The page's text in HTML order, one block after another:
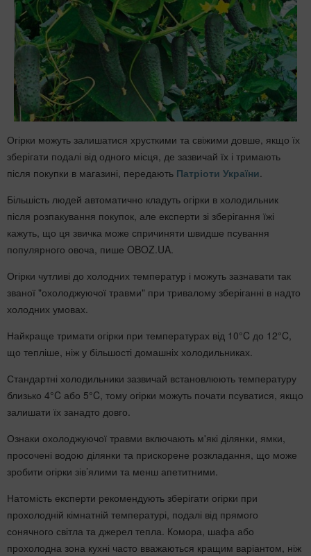
Огірки можуть залишатися хрусткими та свіжими довше, якщо їх
зберігати подалі від одного місця, де зазвичай їх і тримають
після покупки в магазині, передають Патріоти України
Більшість людей автоматично кладуть огірки в холодильник
після розпакування покупок, але експерти зі зберігання їжі
кажуть, що ця звичка може спричиняти швидше псування
популярного овоча, пише OBOZ.UA.
Огірки чутливі до холодних температур і можуть зазнавати так
званої "охолоджуючої травми" при тривалому зберіганні в надто
холодних умовах.
Найкраще тримати огірки при температурах від 10°C до 12°C,
що тепліше, ніж у більшості домашніх холодильниках.
Стандартні холодильники зазвичай встановлюють температуру
близько 4°C або 5°C, тому огірки можуть почати псуватися, якщо
залишати їх занадто довго.
Ознаки охолоджуючої травми включають м'які ділянки, ямки,
просочені водою ділянки та прискорене розкладання, що може
зробити огірки зів’ялими та менш апетитними.
Натомість експерти рекомендують зберігати огірки при
прохолодній кімнатній температурі, подалі від прямого
сонячного світла та джерел тепла. Комора, шафа або
прохолодна зона кухні часто вважаються кращим варіантом, ніж